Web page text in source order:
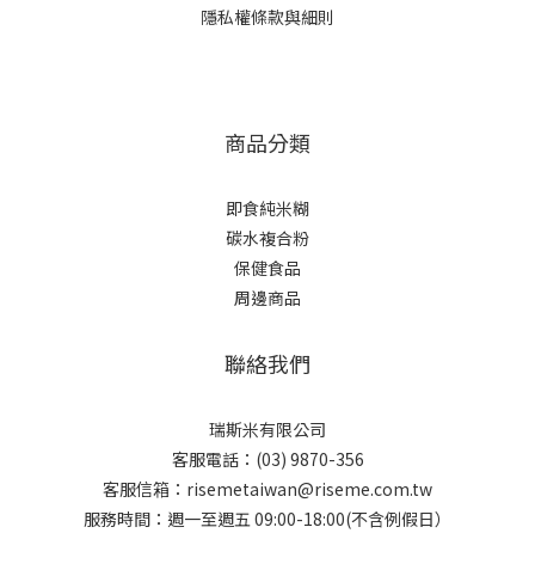
隱私權條款與細則
商品分類
即食純米糊
碳水複合粉
保健食品
周邊商品
聯絡我們
瑞斯米有限公司
客服電話：(03) 9870-356
客服信箱：risemetaiwan@riseme.com.tw
服務時間：週一至週五 09:00-18:00(不含例假日）